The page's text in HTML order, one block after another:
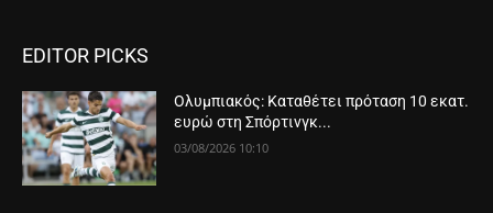
EDITOR PICKS
Ολυμπιακός: Καταθέτει πρόταση 10 εκατ.
ευρώ στη Σπόρτινγκ...
03/08/2026 10:10